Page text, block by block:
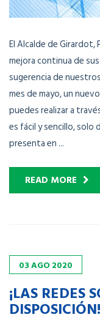
El Alcalde de Girardot,
mejora continua de
sugerencia de
mes de mayo, un
puedes realizar a
es fácil y sencillo, solo
presenta en ...
READ MORE
03AGO2020
¡LAS REDES
DISPOSICIÓN!